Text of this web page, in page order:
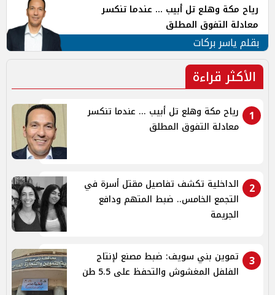
رياح مكة وهلع تل أبيب ... عندما تنكسر
معادلة التفوق المطلق
بقلم ياسر بركات
الأكثر قراءة
1
رياح مكة وهلع تل أبيب ... عندما تنكسر
معادلة التفوق المطلق
2
الداخلية تكشف تفاصيل مقتل أسرة في
التجمع الخامس.. ضبط المتهم ودافع
الجريمة
3
تموين بني سويف: ضبط مصنع لإنتاج
الفلفل المغشوش والتحفظ على 5.5 طن